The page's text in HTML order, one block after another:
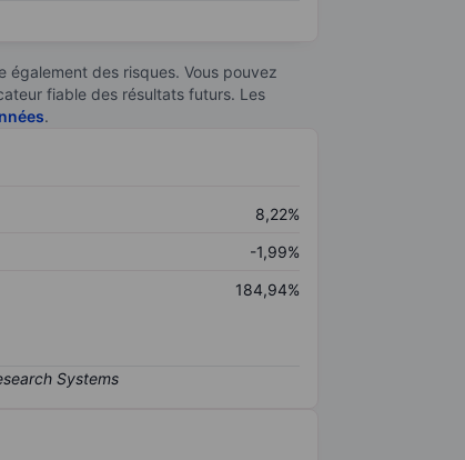
des risques. Vous pouvez
fiable des résultats futurs. Les
.
8,22%
-1,99%
184,94%